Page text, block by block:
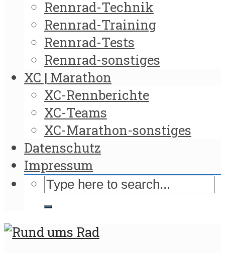
Rennrad-Technik
Rennrad-Training
Rennrad-Tests
Rennrad-sonstiges
XC | Marathon
XC-Rennberichte
XC-Teams
XC-Marathon-sonstiges
Datenschutz
Impressum